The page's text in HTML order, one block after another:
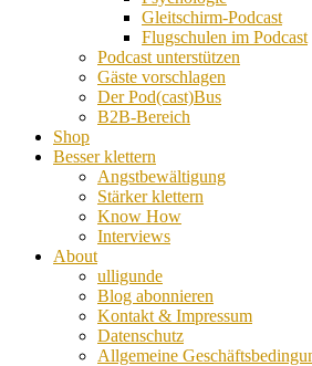
Gleitschirm-Podcast
Flugschulen im Podcast
Podcast unterstützen
Gäste vorschlagen
Der Pod(cast)Bus
B2B-Bereich
Shop
Besser klettern
Angstbewältigung
Stärker klettern
Know How
Interviews
About
ulligunde
Blog abonnieren
Kontakt & Impressum
Datenschutz
Allgemeine